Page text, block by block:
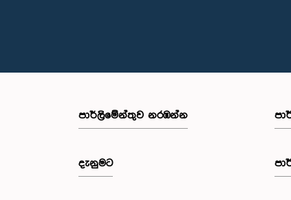
පාර්ලි‌මේන්තුව නරඹන්න
දැනුමට